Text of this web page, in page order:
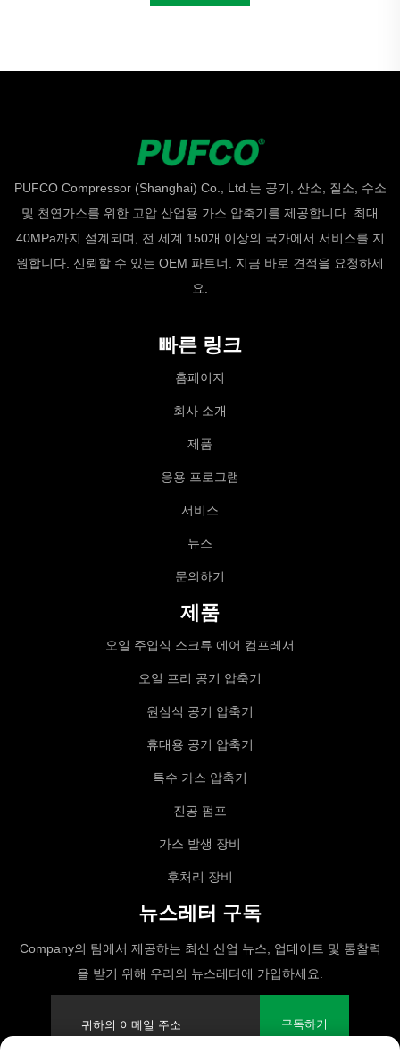
PUFCO Compressor (Shanghai) Co., Ltd.는 공기, 산소, 질소, 수소
및 천연가스를 위한 고압 산업용 가스 압축기를 제공합니다. 최대
40MPa까지 설계되며, 전 세계 150개 이상의 국가에서 서비스를 지
원합니다. 신뢰할 수 있는 OEM 파트너. 지금 바로 견적을 요청하세
요.
빠른 링크
홈페이지
회사 소개
제품
응용 프로그램
서비스
뉴스
문의하기
제품
오일 주입식 스크류 에어 컴프레서
오일 프리 공기 압축기
원심식 공기 압축기
휴대용 공기 압축기
특수 가스 압축기
진공 펌프
가스 발생 장비
후처리 장비
뉴스레터 구독
Company의 팀에서 제공하는 최신 산업 뉴스, 업데이트 및 통찰력
을 받기 위해 우리의 뉴스레터에 가입하세요.
구독하기